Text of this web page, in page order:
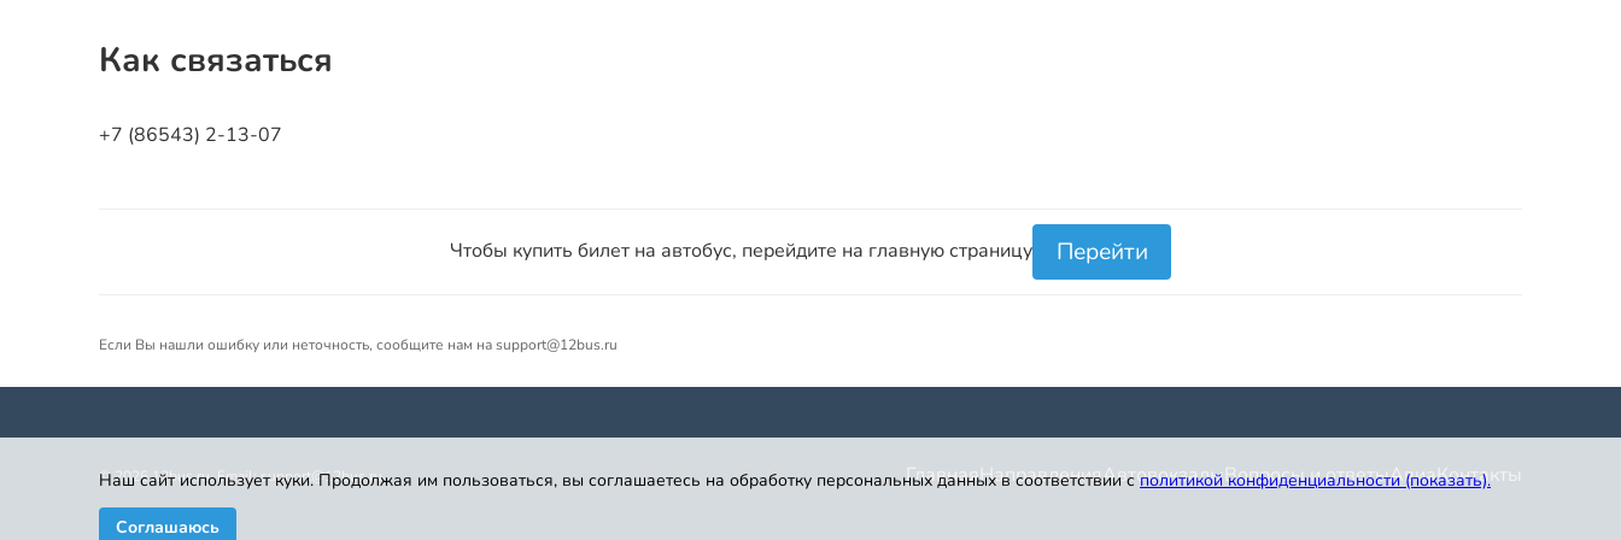
Как связаться
+7 (86543) 2-13-07
Чтобы купить билет на автобус, перейдите на главную страницу Перейти
Если Вы нашли ошибку или неточность, сообщите нам на support@12bus.ru
©202612bus.ru. Email: support@12bus.ru ГлавнаяНаправленияАвтовокзалыВопросы и ответыАвиаКонтакты
Наш сайт использует куки. Продолжая им пользоваться, вы соглашаетесь на обработку персональных данных в соответствии с политикой конфиденциальности (показать).
Соглашаюсь